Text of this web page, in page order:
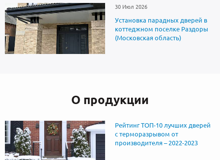
30 Июл 2026
Установка парадных дверей в
коттеджном поселке Раздоры
(Московская область)
О продукции
Рейтинг ТОП-10 лучших дверей
с терморазрывом от
производителя – 2022-2023